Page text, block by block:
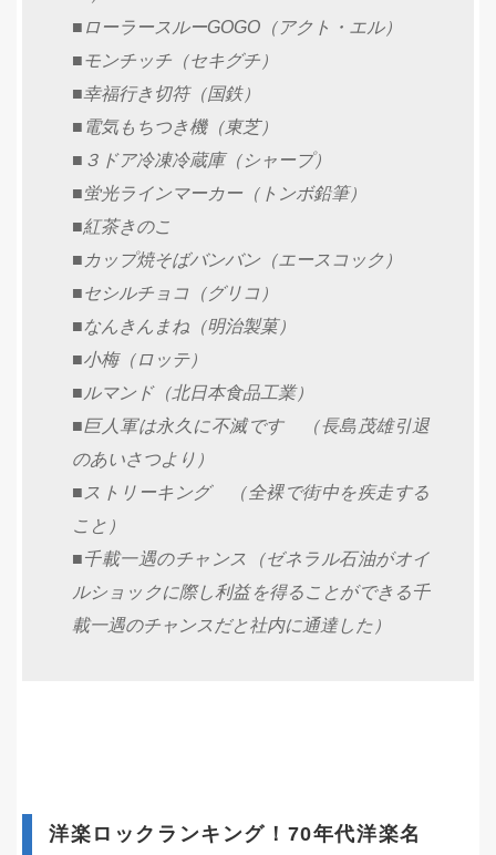
■ローラースルーGOGO（アクト・エル）
■モンチッチ（セキグチ）
■幸福行き切符（国鉄）
■電気もちつき機（東芝）
■３ドア冷凍冷蔵庫（シャープ）
■蛍光ラインマーカー（トンボ鉛筆）
■紅茶きのこ
■カップ焼そばバンバン（エースコック）
■セシルチョコ（グリコ）
■なんきんまね（明治製菓）
■小梅（ロッテ）
■ルマンド（北日本食品工業）
■巨人軍は永久に不滅です （長島茂雄引退
のあいさつより）
■ストリーキング （全裸で街中を疾走する
こと）
■千載一遇のチャンス（ゼネラル石油がオイ
ルショックに際し利益を得ることができる千
載一遇のチャンスだと社内に通達した）
洋楽ロックランキング！70年代洋楽名